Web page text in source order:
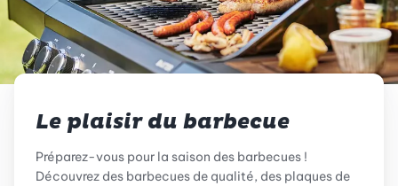
Le plaisir du barbecue
Préparez-vous pour la saison des barbecues !
Découvrez des barbecues de qualité, des plaques de